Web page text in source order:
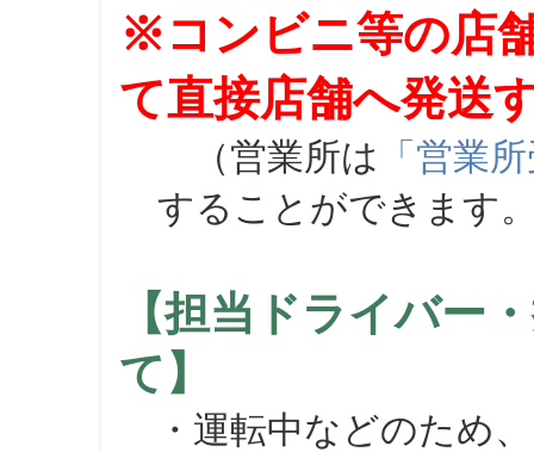
※コンビニ等の店
て直接店舗へ発送
（営業所は 「営業
することができます
【担当ドライバー
て】
・運転中などのため